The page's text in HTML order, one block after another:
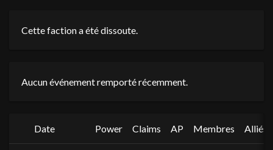
Cette faction a été dissoute.
Aucun événement remporté récemment.
Date Power Claims AP Membres Alliés